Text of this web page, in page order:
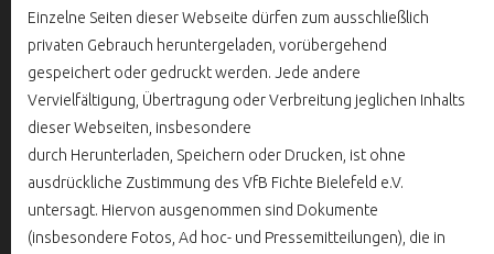
Einzelne Seiten dieser Webseite dürfen zum ausschließlich
privaten Gebrauch heruntergeladen, vorübergehend
gespeichert oder gedruckt werden. Jede andere
Vervielfältigung, Übertragung oder Verbreitung jeglichen Inhalts
dieser Webseiten, insbesondere
durch Herunterladen, Speichern oder Drucken, ist ohne
ausdrückliche Zustimmung des VfB Fichte Bielefeld e.V.
untersagt. Hiervon ausgenommen sind Dokumente
(insbesondere Fotos, Ad hoc- und Pressemitteilungen), die in